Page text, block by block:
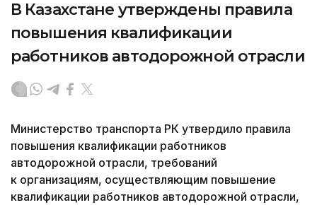
В Казахстане утверждены правила
повышения квалификации
работников автодорожной отрасли
Министерство транспорта РК утвердило правила
повышения квалификации работников
автодорожной отрасли, требований
к организациям, осуществляющим повышение
квалификации работников автодорожной отрасли,